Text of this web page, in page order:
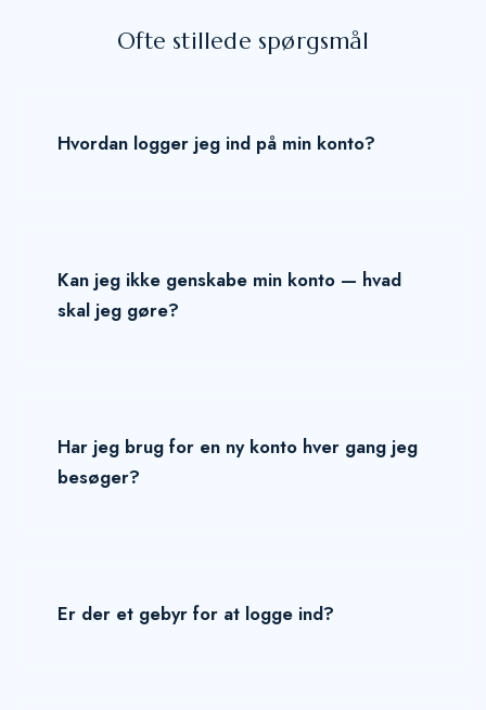
Ofte stillede spørgsmål
Hvordan logger jeg ind på min konto?
Kan jeg ikke genskabe min konto — hvad
skal jeg gøre?
Har jeg brug for en ny konto hver gang jeg
besøger?
Er der et gebyr for at logge ind?